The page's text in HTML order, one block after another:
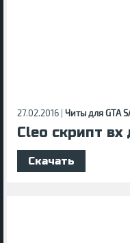
27.02.2016 | Читы для GTA
Cleo скрипт
Скачать